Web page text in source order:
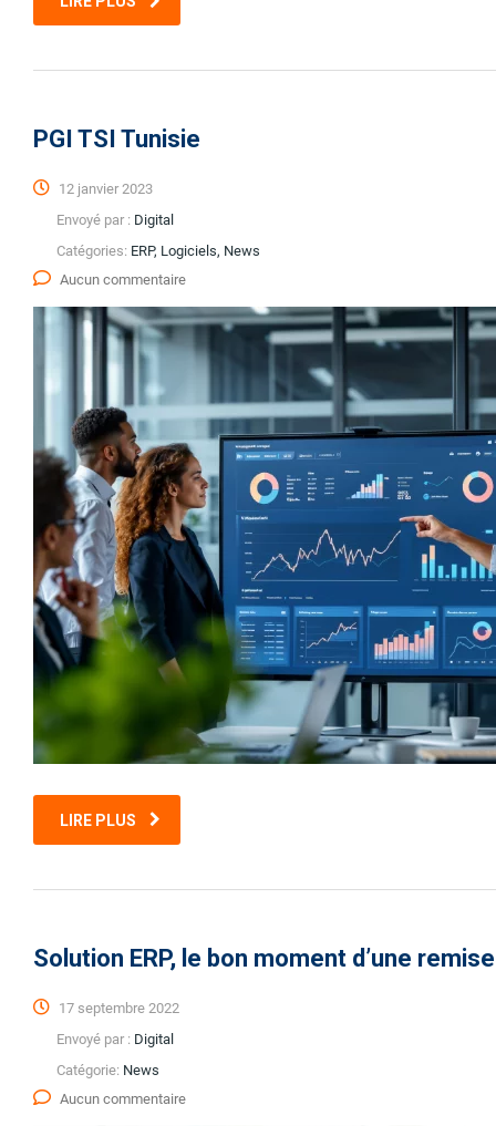
PGI TSI Tunisie
12 janvier 2023
Envoyé par : Digital
Catégories: ERP, Logiciels, News
Aucun commentaire
LIRE PLUS
Solution ERP, le bon moment d’une
17 septembre 2022
Envoyé par : Digital
Catégorie: News
Aucun commentaire